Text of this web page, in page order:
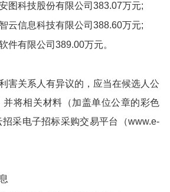
图科技股份有限公司383.07万元;
云信息科技有限公司388.60万元;
件有限公司389.00万元。
害关系人有异议的，应当在候选人公
并将相关材料（加盖单位公章的彩色
采电子招标采购交易平台（www.e-